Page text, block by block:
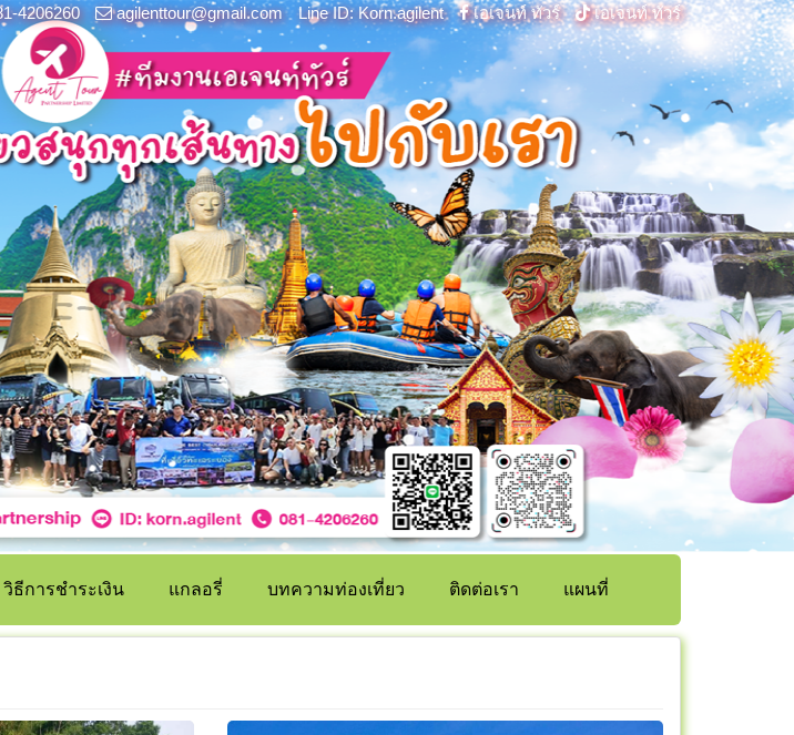
4206260 agilenttour@gmail.com Line ID: Korn.agilent เอเจนท์ ทัวร์ เอเจนท์ ทัวร์
วิธีการชำระเงิน แกลอรี่ บทความท่องเที่ยว ติดต่อเรา แผนที่